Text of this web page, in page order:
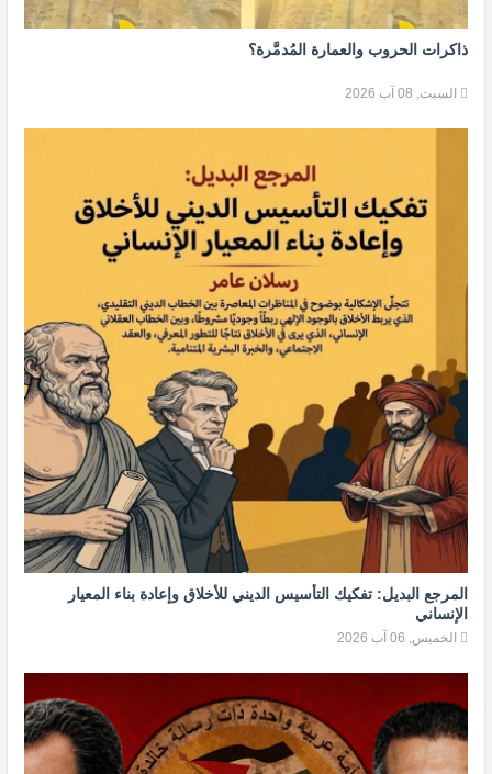
ذاكرات الحروب والعمارة المُدمَّرة؟
السبت, 08 آب 2026
المرجع البديل: تفكيك التأسيس الديني للأخلاق وإعادة بناء المعيار
الإنساني
الخميس, 06 آب 2026